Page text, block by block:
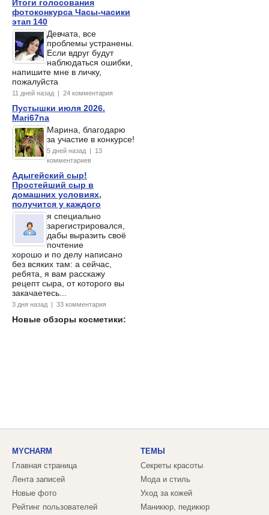
Итоги голосования
фотоконкурса Часы-часики
этап 140
Девчата, все
проблемы устранены.
Если вдруг будут
наблюдаться ошибки,
напишите мне в личку,
пожалуйста
11 дней назад | 24 комментария
Пустышки июля 2026.
Mari67na
Марина, благодарю
за участие в конкурсе!
5 дней назад | 13
комментариев
Адыгейский сыр!
Простейший сыр в
домашних условиях,
получится у каждого
я специально
зарегистрировался,
дабы выразить своё
почтение
хорошо и по делу написано
без всяких там: а сейчас,
ребята, я вам расскажу
рецепт сыра, от которого вы
закачаетесь...
3 дня назад | 33 комментария
Новые обзоры косметики:
MYCHARM
Главная страница
Лента записей
Новые фото
Рейтинг пользователей
ТЕМЫ
Секреты красоты
Мода и стиль
Уход за кожей
Маникюр, педикюр